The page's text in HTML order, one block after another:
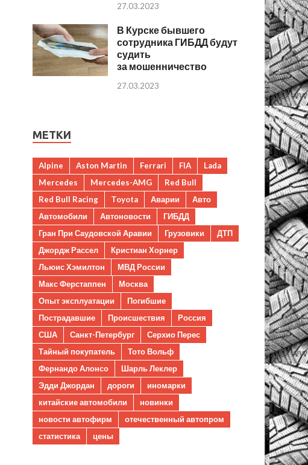
27.03.2023
В Курске бывшего
сотрудника ГИБДД будут
судить
за мошенничество
27.03.2023
МЕТКИ
Alpine Aston Martin Ferrari FIA
Lada
Mercedes
Mercedes-AMG
Red Bull
Red Bull Racing
Toyota Аварии
Авто
Автомобили
Автоновости
ГИБДД
Гран При Саудовской Аравии
Грузовики
ДТП
Джордж Рассел
Кристиан Хорнер
Льюис Хэмилтон
МВД России
Макс Ферстаппен
Москва
Опыт эксплуатации
Погибшие
Пострадавшие
Происшествия
Россия
США
Санкт-Петербург
Серхио Перес
Тайный покупатель
Тото Вольф
Фернандо Алонсо
Шарль Леклер
Эдди Джордан
дороги
иномарки
китайские автомобили
новинки
новости автофирм
отечественный автопром
статистика
цены